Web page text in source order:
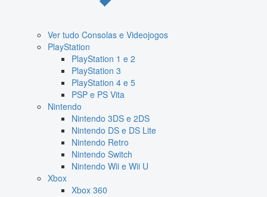
Ver tudo Consolas e Videojogos
PlayStation
PlayStation 1 e 2
PlayStation 3
PlayStation 4 e 5
PSP e PS Vita
Nintendo
Nintendo 3DS e 2DS
Nintendo DS e DS Lite
Nintendo Retro
Nintendo Switch
Nintendo Wii e Wii U
Xbox
Xbox 360